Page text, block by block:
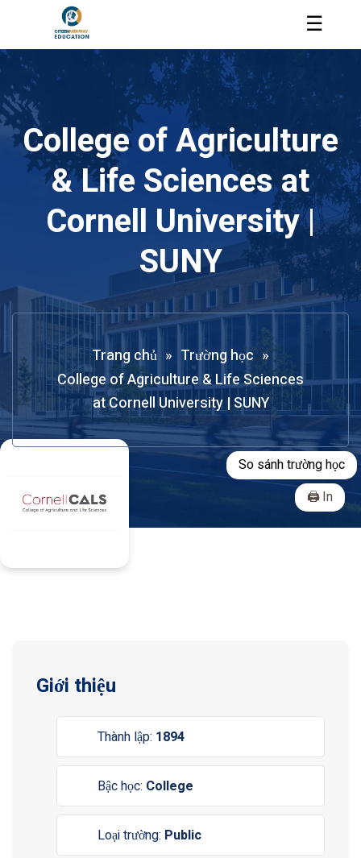
☰
College of Agriculture
& Life Sciences at
Cornell University |
SUNY
Trang chủ » Trường học »
College of Agriculture & Life Sciences
at Cornell University | SUNY
So sánh trường học
In
Giới thiệu
Thành lập: 1894
Bậc học: College
Loại trường: Public